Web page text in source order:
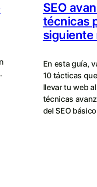
SEO
técnicas
siguiente
En esta guía,
10 tácticas
llevar tu web
técnicas
del SEO